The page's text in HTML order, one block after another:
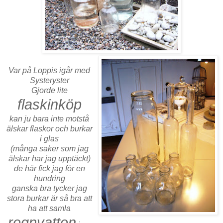
Var på Loppis igår med
Systeryster
Gjorde lite
flaskinköp
kan ju bara inte motstå
älskar flaskor och burkar
i glas
(många saker som jag
älskar har jag upptäckt)
de här fick jag för en
hundring
ganska bra tycker jag
stora burkar är så bra att
ha att samla